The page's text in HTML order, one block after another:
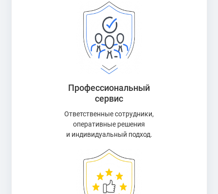
Профессиональный
сервис
Ответственные сотрудники,
оперативные решения
и индивидуальный подход.